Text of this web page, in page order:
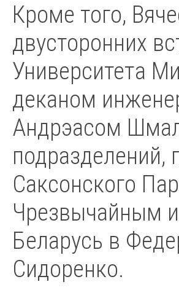
Кроме того,
двусторонних
Университета
деканом
Андрэасом
Саксонского
Чрезвычайным
Беларусь в
Сидоренко.